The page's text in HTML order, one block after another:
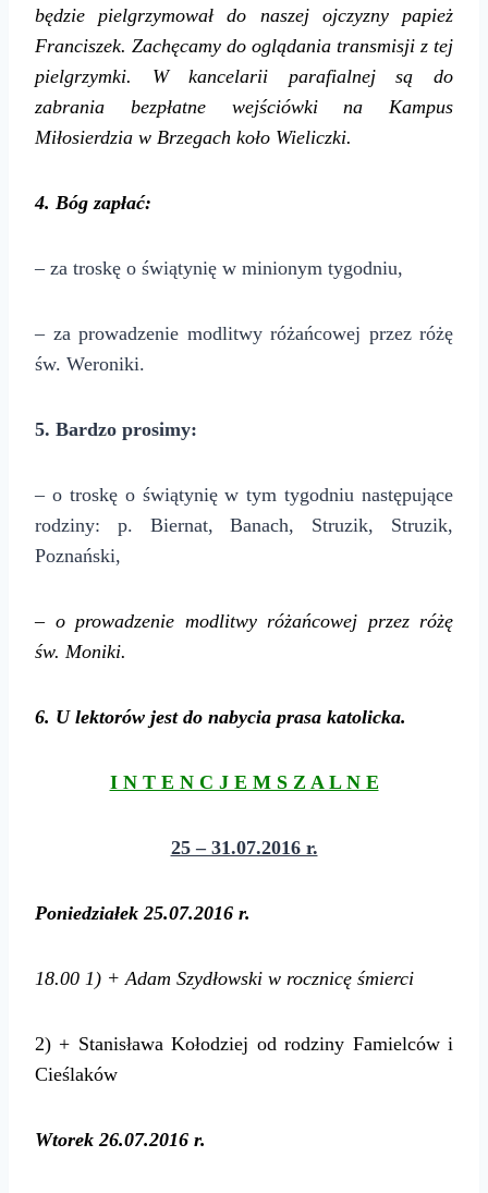
będzie pielgrzymował do naszej ojczyzny papież
Franciszek. Zachęcamy do oglądania transmisji z tej
pielgrzymki. W kancelarii parafialnej są do
zabrania bezpłatne wejściówki na Kampus
Miłosierdzia w Brzegach koło Wieliczki.
4. Bóg zapłać:
– za troskę o świątynię w minionym tygodniu,
– za prowadzenie modlitwy różańcowej przez różę
św. Weroniki.
5. Bardzo prosimy:
– o troskę o świątynię w tym tygodniu następujące
rodziny: p. Biernat, Banach, Struzik, Struzik,
Poznański,
– o prowadzenie modlitwy różańcowej przez różę
św. Moniki.
6. U lektorów jest do nabycia prasa katolicka.
I N T E N C J E M S Z A L N E
25 – 31.07.2016 r.
Poniedziałek25.07.2016 r.
18.00 1) + Adam Szydłowski w rocznicę śmierci
2) + Stanisława Kołodziej od rodziny Famielców i
Cieślaków
Wtorek 26.07.2016 r.